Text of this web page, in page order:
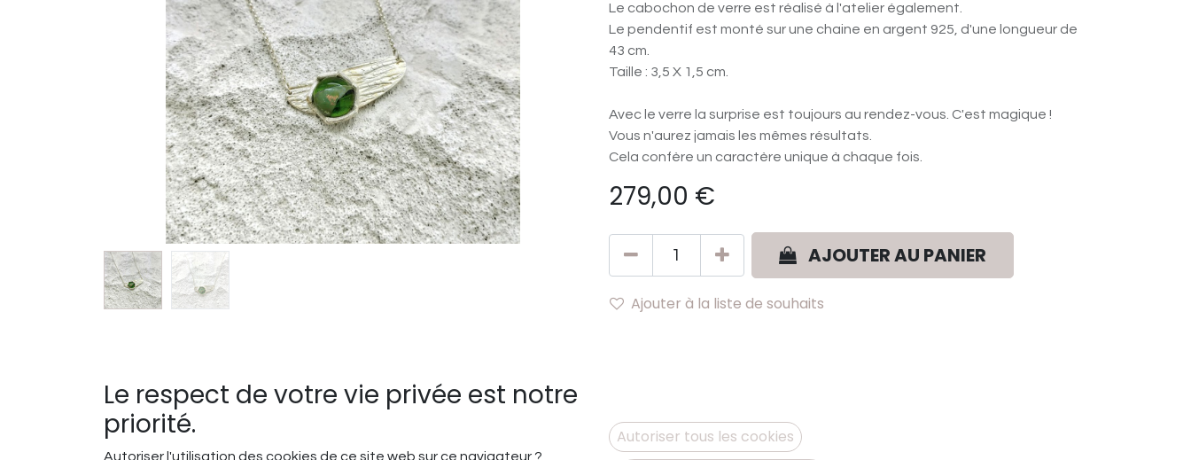
Le cabochon de verre est réalisé à l'atelier également.
Le pendentif est monté sur une chaine en argent 925, d'une longueur de
43 cm.
Taille : 3,5 X 1,5 cm.
Avec le verre la surprise est toujours au rendez-vous. C'est magique !
Vous n'aurez jamais les mêmes résultats.
Cela confère un caractère unique à chaque fois.
279,00 €
AJOUTER AU PANIER
Ajouter à la liste de souhaits
Liens utiles Contact info
Le respect de votre vie privée est notre
priorité.
Autoriser l'utilisation des cookies de ce site web sur ce navigateur ?
Autoriser tous les cookies